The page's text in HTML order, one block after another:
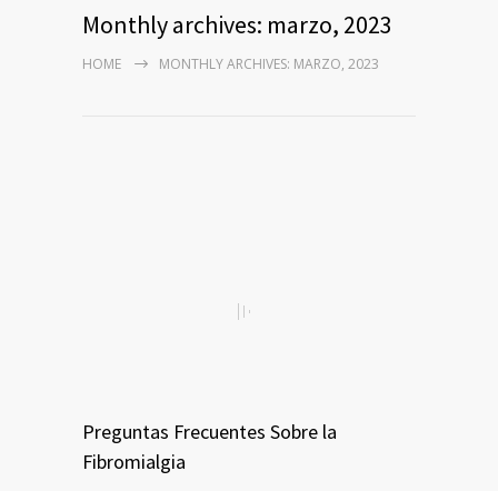
Monthly archives: marzo, 2023
HOME MONTHLY ARCHIVES: MARZO, 2023
Preguntas Frecuentes Sobre la
Fibromialgia